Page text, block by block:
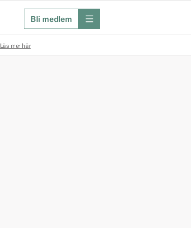
Bli medlem meny
Läs mer här